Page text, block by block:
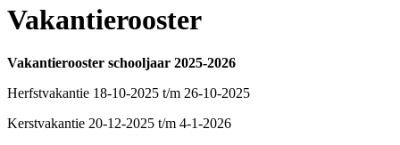
Vakantierooster
Vakantierooster schooljaar 2025-2026
Herfstvakantie 18-10-2025 t/m 26-10-2025
Kerstvakantie 20-12-2025 t/m 4-1-2026